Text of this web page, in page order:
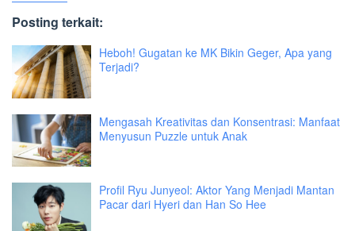
Posting terkait:
Heboh! Gugatan ke MK Bikin Geger, Apa yang
Terjadi?
Mengasah Kreativitas dan Konsentrasi: Manfaat
Menyusun Puzzle untuk Anak
Profil Ryu Junyeol: Aktor Yang Menjadi Mantan
Pacar dari Hyeri dan Han So Hee